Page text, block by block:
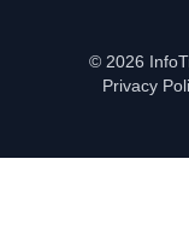
© 2026
Privacy